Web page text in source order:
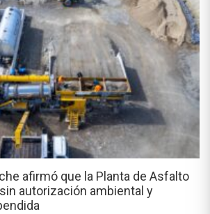
afirmó que la Planta de Asfalto
autorización ambiental y